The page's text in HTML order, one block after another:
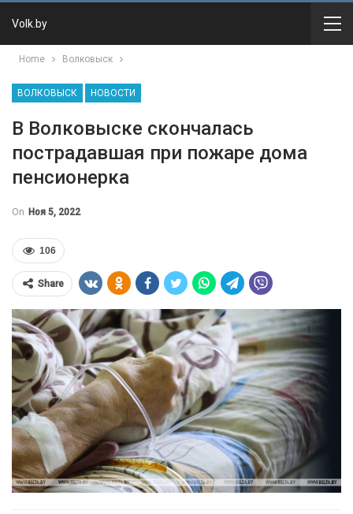
Volk.by
Home Волковыск
ВОЛКОВЫСК НОВОСТИ
В Волковыске скончалась
пострадавшая при пожаре дома
пенсионерка
On Ноя 5, 2022
106
Share